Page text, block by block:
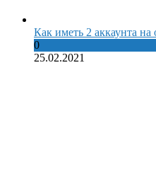
Как иметь 2 аккаунта на
0
25.02.2021